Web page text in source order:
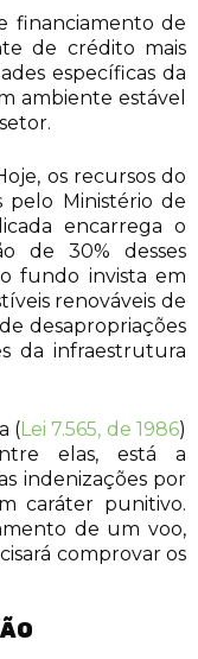
financiamento de
de crédito mais
específicas da
ambiente estável
os recursos do
pelo Ministério de
encarrega o
de 30% desses
fundo invista em
renováveis de
desapropriações
da infraestrutura
(Lei 7.565, de 1986)
elas, está a
indenizações por
caráter punitivo.
de um voo,
comprovar os